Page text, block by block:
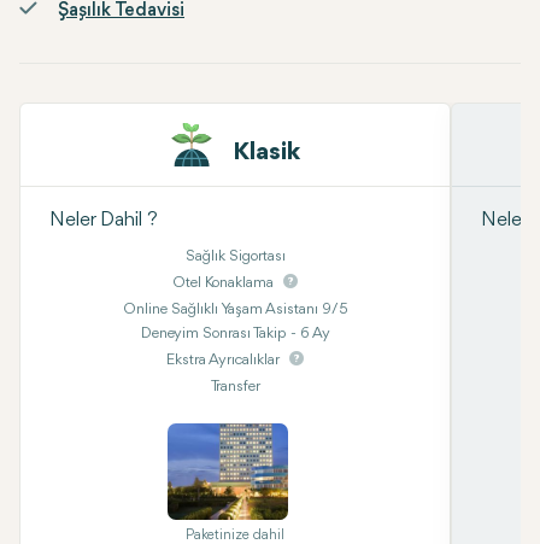
Şaşılık Tedavisi
Klasik
Neler Dahil ?
Sağlık Sigortası
Otel Konaklama
Online Sağlıklı Yaşam Asistanı 9/5
Deneyim Sonrası Takip - 6 Ay
Ekstra Ayrıcalıklar
Transfer
Paketinize dahil
Neler